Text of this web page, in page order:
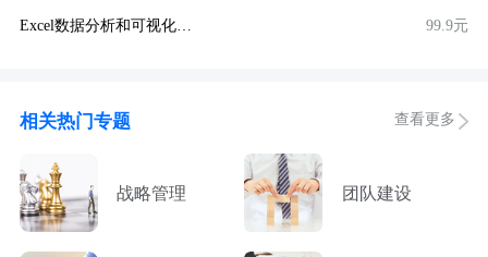
Excel数据分析和可视化… 99.9元
相关热门专题 查看更多
战略管理 团队建设